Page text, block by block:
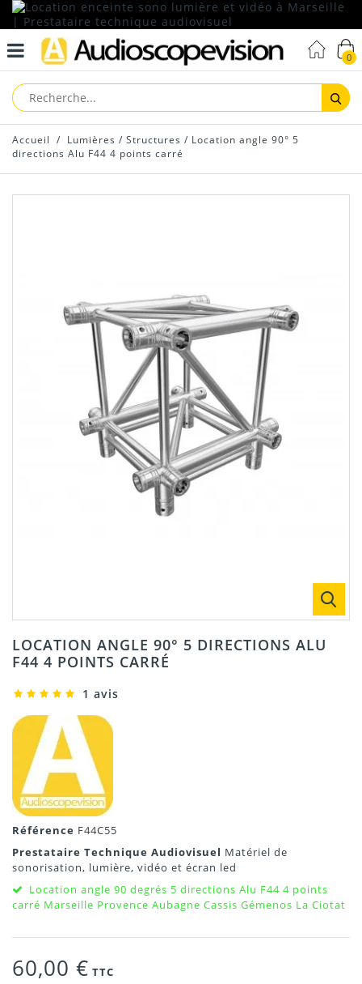
0
Accueil / Lumières / Structures / Location angle 90° 5
directions Alu F44 4 points carré
LOCATION ANGLE 90° 5 DIRECTIONS ALU
F44 4 POINTS CARRÉ
1 avis
Référence F44C55
Prestataire Technique Audiovisuel Matériel de
sonorisation, lumière, vidéo et écran led
Location angle 90 degrés 5 directions Alu F44 4 points
carré Marseille Provence Aubagne Cassis Gémenos La Ciotat
60,00 € TTC